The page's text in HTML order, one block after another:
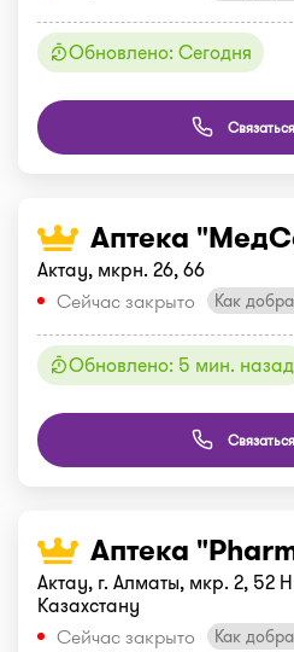
Обновлено: Сегодня
Связаться
Аптека
Актау, мкрн. 26, 66
Сейчас закрыто
Как
Обновлено: 5 мин. назад
Связаться
Аптека
Актау, г. Алматы, мкр. 2, 52
Казахстану
Сейчас закрыто
Как